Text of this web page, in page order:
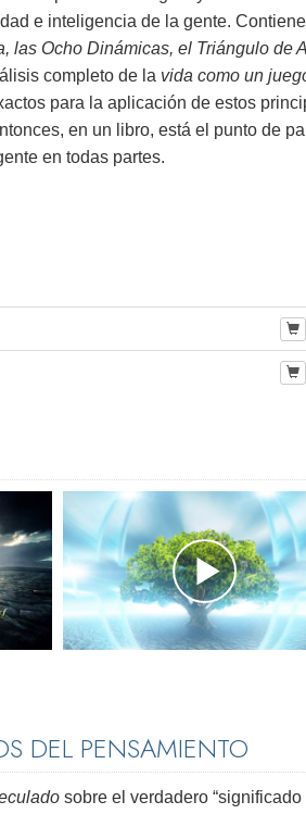
e inteligencia de la gente.
las Ocho Dinámicas, el Triángulo de
completo de la vida como un
para la aplicación de estos
en un libro, está el punto de
en todas partes.
DEL PENSAMIENTO
sobre el verdadero “significado